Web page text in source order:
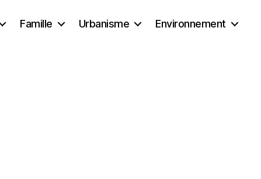
Famille Urbanisme Environnement